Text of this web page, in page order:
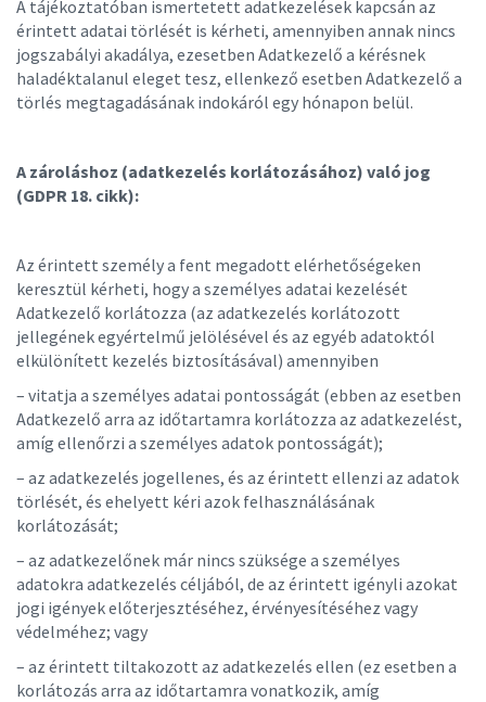
A tájékoztatóban ismertetett adatkezelések kapcsán az
érintett adatai törlését is kérheti, amennyiben annak nincs
jogszabályi akadálya, ezesetben Adatkezelő a kérésnek
haladéktalanul eleget tesz, ellenkező esetben Adatkezelő a
törlés megtagadásának indokáról egy hónapon belül.
A zároláshoz (adatkezelés korlátozásához) való jog
(GDPR 18. cikk):
Az érintett személy a fent megadott elérhetőségeken
keresztül kérheti, hogy a személyes adatai kezelését
Adatkezelő korlátozza (az adatkezelés korlátozott
jellegének egyértelmű jelölésével és az egyéb adatoktól
elkülönített kezelés biztosításával) amennyiben
– vitatja a személyes adatai pontosságát (ebben az esetben
Adatkezelő arra az időtartamra korlátozza az adatkezelést,
amíg ellenőrzi a személyes adatok pontosságát);
– az adatkezelés jogellenes, és az érintett ellenzi az adatok
törlését, és ehelyett kéri azok felhasználásának
korlátozását;
– az adatkezelőnek már nincs szüksége a személyes
adatokra adatkezelés céljából, de az érintett igényli azokat
jogi igények előterjesztéséhez, érvényesítéséhez vagy
védelméhez; vagy
– az érintett tiltakozott az adatkezelés ellen (ez esetben a
korlátozás arra az időtartamra vonatkozik, amíg